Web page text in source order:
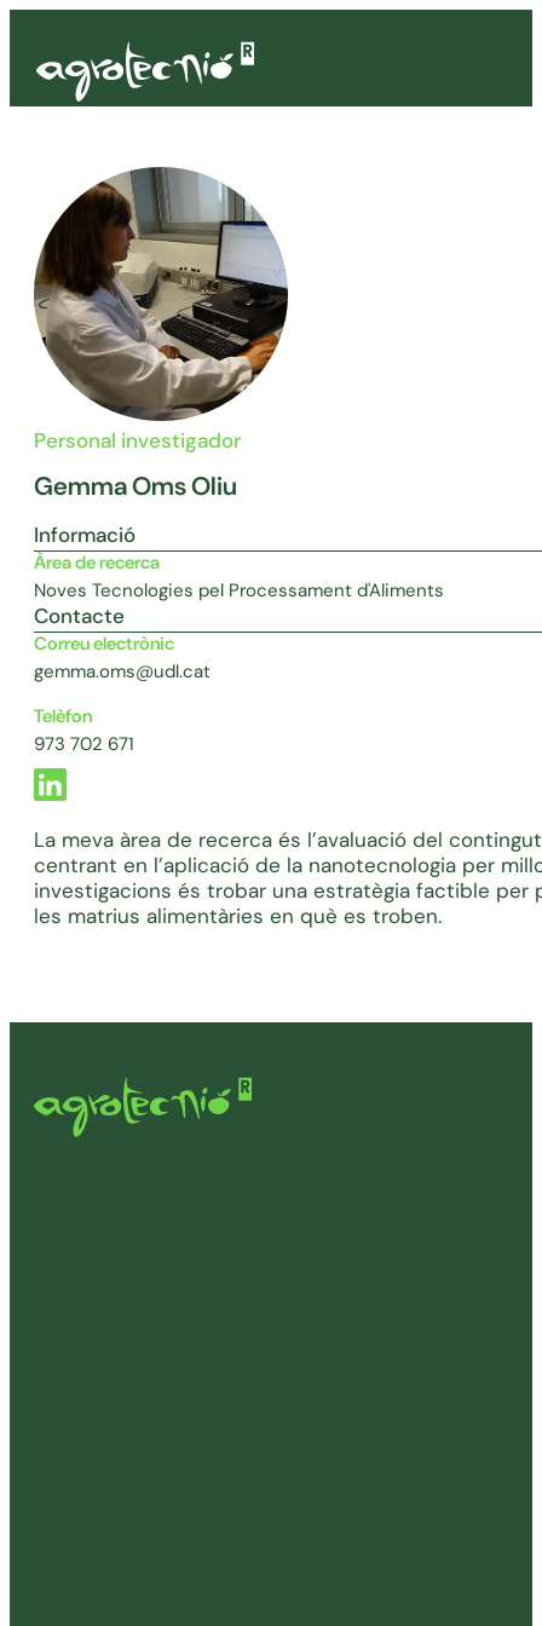
Personal investigador
Gemma Oms Oliu
Informació
Àrea de recerca
Noves Tecnologies pel Processament d'Aliments
Contacte
Correu electrònic
gemma.oms@udl.cat
Telèfon
973 702 671
La meva àrea de recerca és l’avaluació del
centrant en l’aplicació de la nanotecnologia per
investigacions és trobar una estratègia factible
les matrius alimentàries en què es troben.